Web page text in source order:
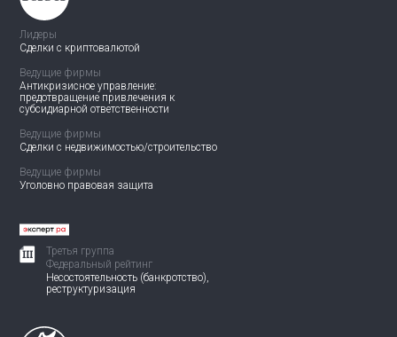
Лидеры
Сделки с криптовалютой
Ведущие фирмы
Антикризисное управление:
предотвращение привлечения к
субсидиарной ответственности
Ведущие фирмы
Сделки с недвижимостью/строительство
Ведущие фирмы
Уголовно правовая защита
Третья группа
Федеральный рейтинг
Несостоятельность (банкротство),
реструктуризация